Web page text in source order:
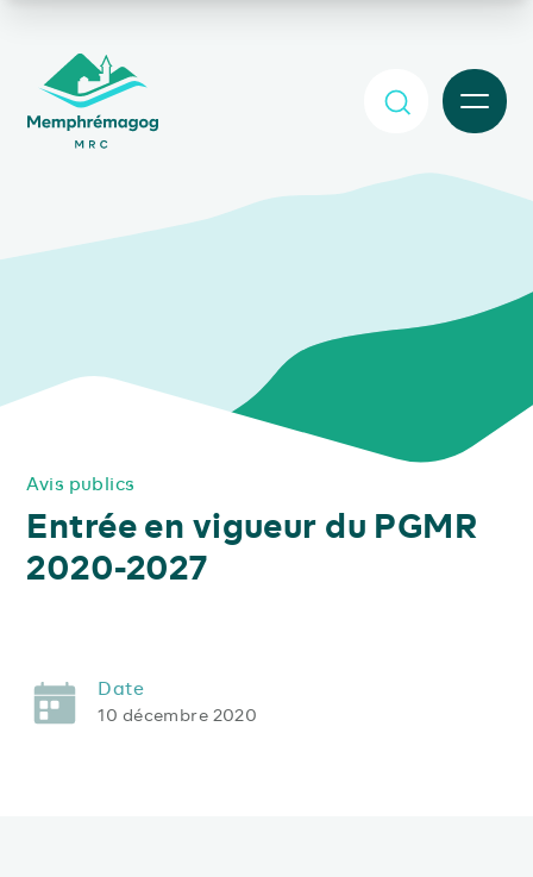
MENU
Avis publics
Entrée en vigueur du PGMR
2020-2027
Date
10 décembre 2020